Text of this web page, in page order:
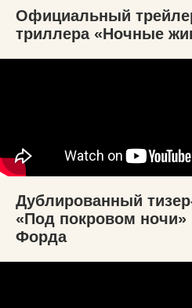
Официальный
триллера «Ночные
Дублированный
«Под покровом ночи»
Форда